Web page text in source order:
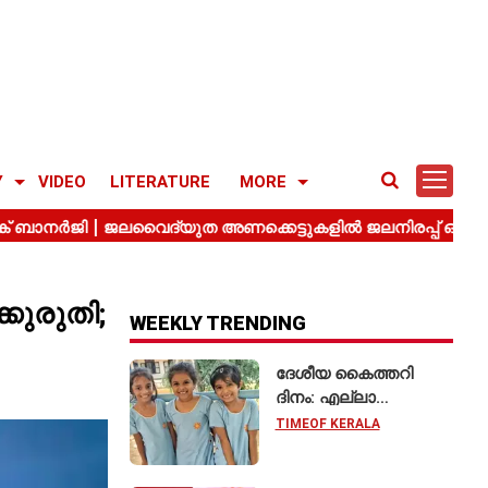
VIDEO LITERATURE MORE
WEEKLY TRENDING
ദേശീയ കൈത്തറി
ദിനം: എല്ലാ
വിദ്യാർഥികളും
TIMEOF KERALA